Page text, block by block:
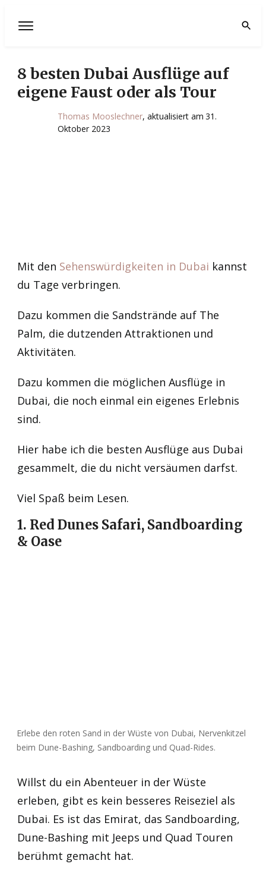
8 besten Dubai Ausflüge auf
eigene Faust oder als Tour
Thomas Mooslechner, aktualisiert am 31.
Oktober 2023
Mit den Sehenswürdigkeiten in Dubai kannst
du Tage verbringen.
Dazu kommen die Sandstrände auf The
Palm, die dutzenden Attraktionen und
Aktivitäten.
Dazu kommen die möglichen Ausflüge in
Dubai, die noch einmal ein eigenes Erlebnis
sind.
Hier habe ich die besten Ausflüge aus Dubai
gesammelt, die du nicht versäumen darfst.
Viel Spaß beim Lesen.
1. Red Dunes Safari, Sandboarding
& Oase
Erlebe den roten Sand in der Wüste von Dubai, Nervenkitzel
beim Dune-Bashing, Sandboarding und Quad-Rides.
Willst du ein Abenteuer in der Wüste
erleben, gibt es kein besseres Reiseziel als
Dubai. Es ist das Emirat, das Sandboarding,
Dune-Bashing mit Jeeps und Quad Touren
berühmt gemacht hat.